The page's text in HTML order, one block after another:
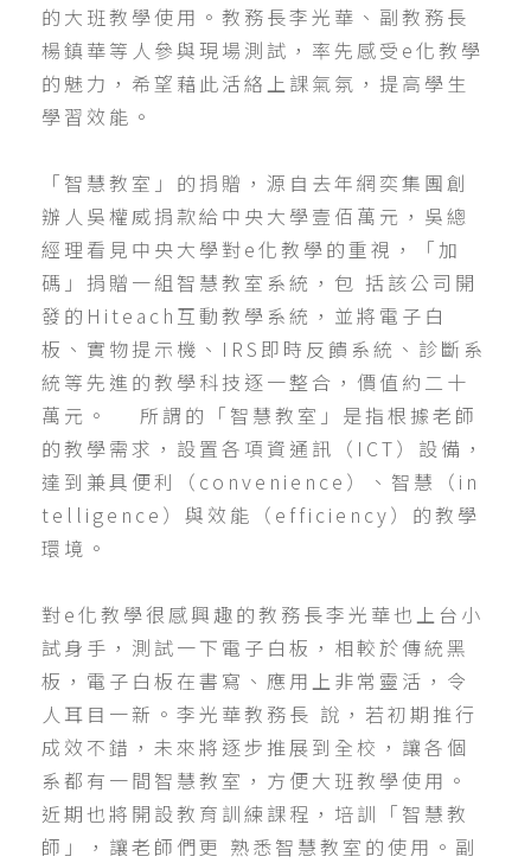
的大班教學使用。教務長李光華、副教務長
楊鎮華等人參與現場測試，率先感受e化教學
的魅力，希望藉此活絡上課氣氛，提高學生
學習效能。
「智慧教室」的捐贈，源自去年網奕集團創
辦人吳權威捐款給中央大學壹佰萬元，吳總
經理看見中央大學對e化教學的重視，「加
碼」捐贈一組智慧教室系統，包 括該公司開
發的Hiteach互動教學系統，並將電子白
板、實物提示機、IRS即時反饋系統、診斷系
統等先進的教學科技逐一整合，價值約二十
萬元。 所謂的「智慧教室」是指根據老師
的教學需求，設置各項資通訊（ICT）設備，
達到兼具便利（convenience）、智慧（in
telligence）與效能（efficiency）的教學
環境。
對e化教學很感興趣的教務長李光華也上台小
試身手，測試一下電子白板，相較於傳統黑
板，電子白板在書寫、應用上非常靈活，令
人耳目一新。李光華教務長 說，若初期推行
成效不錯，未來將逐步推展到全校，讓各個
系都有一間智慧教室，方便大班教學使用。
近期也將開設教育訓練課程，培訓「智慧教
師」，讓老師們更 熟悉智慧教室的使用。副